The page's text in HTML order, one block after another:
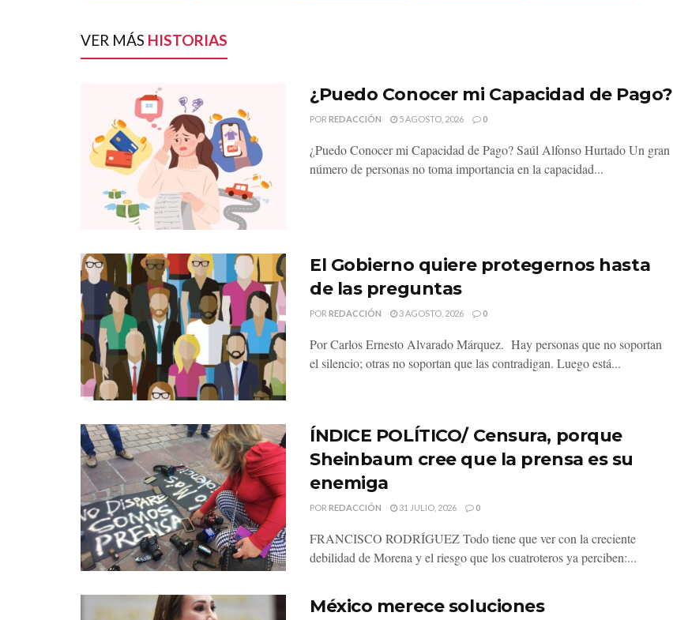
VER MÁS HISTORIAS
¿Puedo Conocer mi Capacidad de Pago?
POR REDACCIÓN 5 AGOSTO, 2026 0
¿Puedo Conocer mi Capacidad de Pago? Saúl Alfonso Hurtado Un gran
número de personas no toma importancia en la capacidad...
El Gobierno quiere protegernos hasta
de las preguntas
POR REDACCIÓN 3 AGOSTO, 2026 0
Por Carlos Ernesto Alvarado Márquez. Hay personas que no soportan
el silencio; otras no soportan que las contradigan. Luego está...
ÍNDICE POLÍTICO/ Censura, porque
Sheinbaum cree que la prensa es su
enemiga
POR REDACCIÓN 31 JULIO, 2026 0
FRANCISCO RODRÍGUEZ Todo tiene que ver con la creciente
debilidad de Morena y el riesgo que los cuatroteros ya perciben:...
México merece soluciones